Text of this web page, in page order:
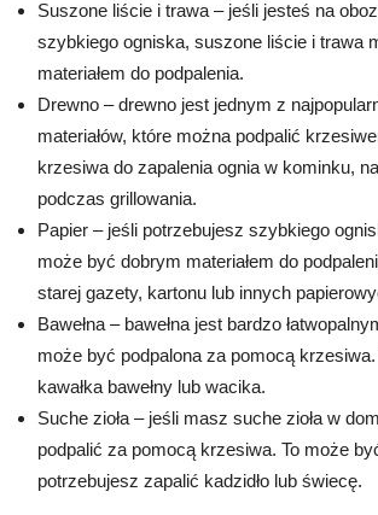
Suszone liście i trawa – jeśli jesteś na
szybkiego ogniska, suszone liście i trawa
materiałem do podpalenia.
Drewno – drewno jest jednym z
materiałów, które można podpalić
krzesiwa do zapalenia ognia w kominku,
podczas grillowania.
Papier – jeśli potrzebujesz szybkiego
może być dobrym materiałem do
starej gazety, kartonu lub innych
Bawełna – bawełna jest bardzo
może być podpalona za pomocą
kawałka bawełny lub wacika.
Suche zioła – jeśli masz suche zioła w
podpalić za pomocą krzesiwa. To może
potrzebujesz zapalić kadzidło lub świecę.